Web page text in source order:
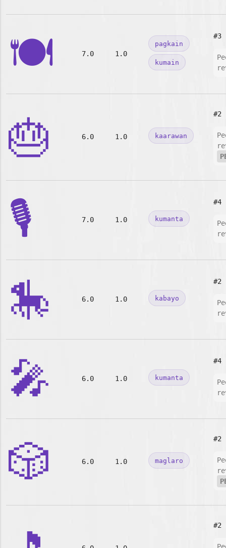
🍽️ 7.0 1.0
pagkain
kumain
#3
🎂 6.0 1.0 kaarawan
#2
🎙️ 7.0 1.0 kumanta
#4
🎠 6.0 1.0 kabayo
#2
🎤 6.0 1.0 kumanta
#4
🎲 6.0 1.0 maglaro
#2
#2